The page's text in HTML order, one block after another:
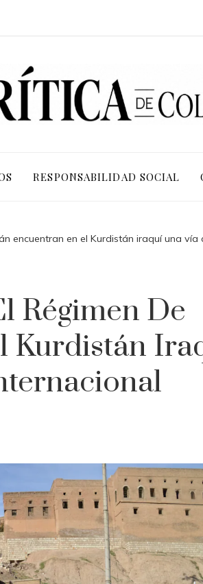
RESPONSABILIDAD SOCIAL
encuentran en el Kurdistán iraquí una vía
Régimen De
Kurdistán